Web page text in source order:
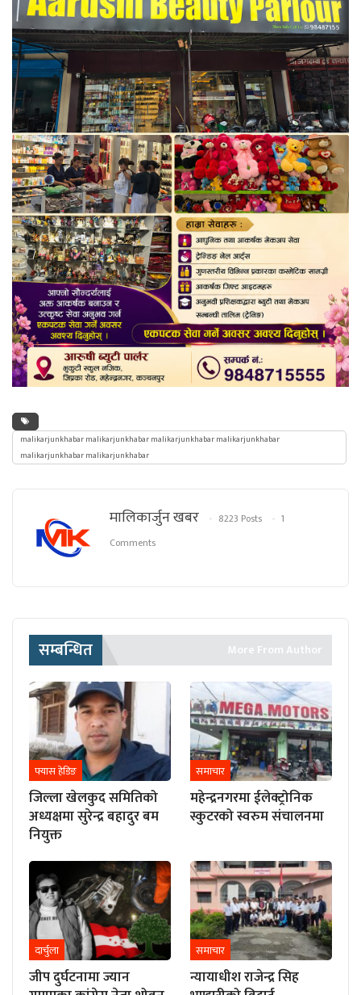
malikarjunkhabar malikarjunkhabar malikarjunkhabar malikarjunkhabar
malikarjunkhabar malikarjunkhabar
मालिकार्जुन खबर 8223 Posts
1
Comments
सम्बन्धित More From Author
फ्यास हेडिङ
जिल्ला खेलकुद समितिको
अध्यक्षमा सुरेन्द्र बहादुर बम
नियुक्त
समाचार
महेन्द्रनगरमा ईलेक्ट्रोनिक
स्कुटरको स्वरुम संचालनमा
दार्चुला
जीप दुर्घटनामा ज्यान
समाचार
न्यायाधीश राजेन्द्र सिह